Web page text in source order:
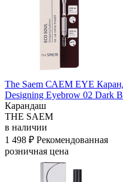
The Saem САЕМ EYE
Designing Eyebrow 02 Dark
Карандаш
THE SAEM
в наличии
1 498 ₽ Рекомендованная
розничная цена